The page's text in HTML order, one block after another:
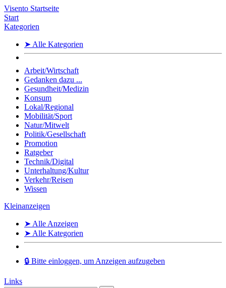
Visento Startseite
Start
Kategorien
➤ Alle Kategorien
Arbeit/Wirtschaft
Gedanken dazu ...
Gesundheit/Medizin
Konsum
Lokal/Regional
Mobilität/Sport
Natur/Mitwelt
Politik/Gesellschaft
Promotion
Ratgeber
Technik/Digital
Unterhaltung/Kultur
Verkehr/Reisen
Wissen
Kleinanzeigen
➤ Alle Anzeigen
➤ Alle Kategorien
🔒 Bitte einloggen, um Anzeigen aufzugeben
Links